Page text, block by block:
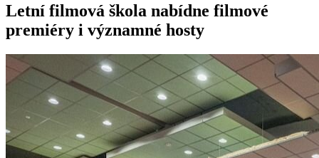
Letní filmová škola nabídne filmové
premiéry i významné hosty